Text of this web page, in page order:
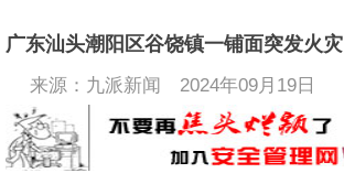
广东汕头潮阳区谷饶镇一铺面突发火灾
来源：九派新闻 2024年09月19日